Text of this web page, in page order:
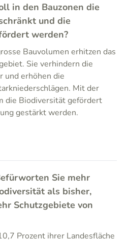
in den Bauzonen die
und die
werden?
Bauvolumen erhitzen das
Sie verhindern die
und erhöhen die
Mit der
die Biodiversität gefördert
gestärkt werden.
Sie mehr
als bisher,
Schutzgebiete von
Prozent ihrer Landesfläche